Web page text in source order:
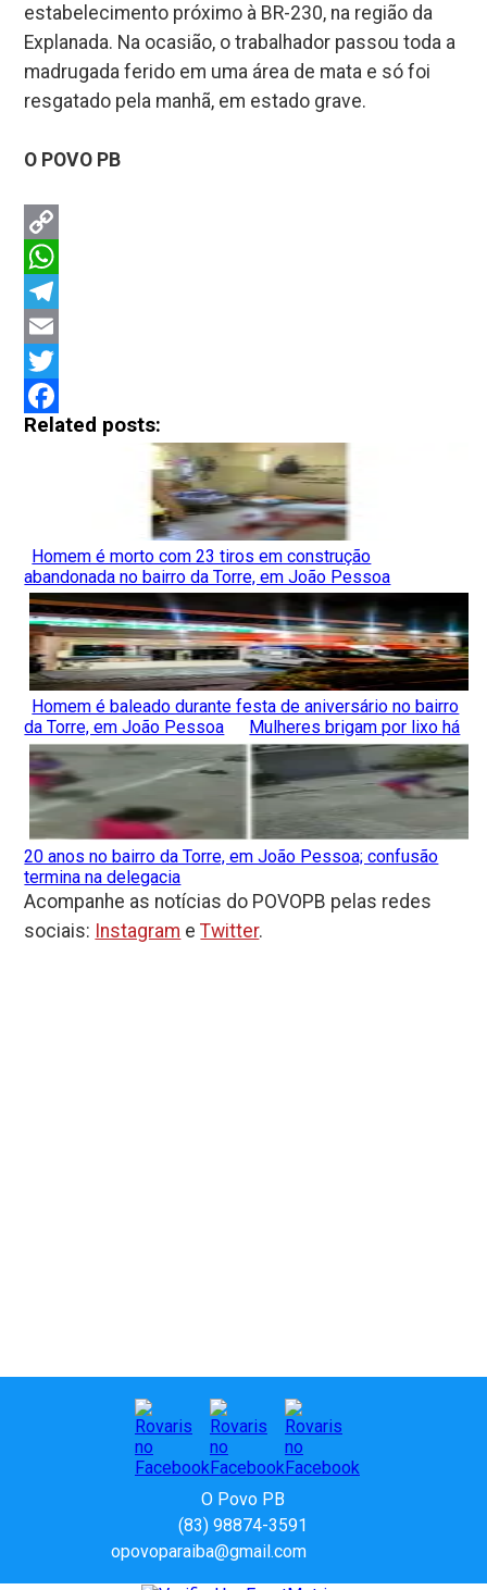
estabelecimento próximo à BR-230, na região da
Explanada. Na ocasião, o trabalhador passou toda a
madrugada ferido em uma área de mata e só foi
resgatado pela manhã, em estado grave.
O POVO PB
Copy
Link
WhatsApp
Telegram
Email
Twitter
Facebook
Related posts:
Homem é morto com 23 tiros em construção
abandonada no bairro da Torre, em João Pessoa
Homem é baleado durante festa de aniversário no bairro
da Torre, em João Pessoa
Mulheres brigam por lixo há
20 anos no bairro da Torre, em João Pessoa; confusão
termina na delegacia
Acompanhe as notícias do POVOPB pelas redes
sociais: Instagram eTwitter.
O Povo PB
(83) 98874-3591
opovoparaiba@gmail.com